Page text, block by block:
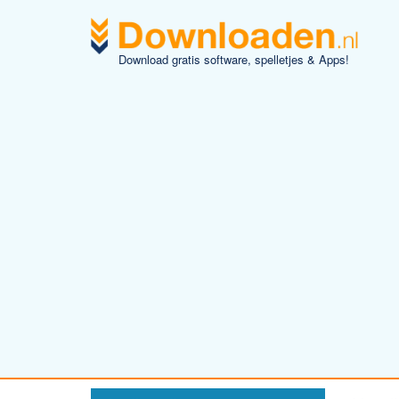
Download gratis software, spelletjes & Apps!